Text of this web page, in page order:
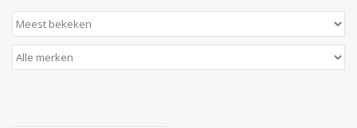
Specialiteiten
Natuurlijke Kruiden
Apotheek